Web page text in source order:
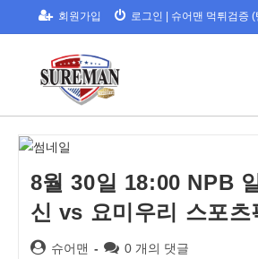
to
회원가입 로그인 슈어맨 먹튀검증
8월 30일 18:00 NPB
신 vs 요미우리 스포츠
Post슈어맨
Post0 개의 댓글